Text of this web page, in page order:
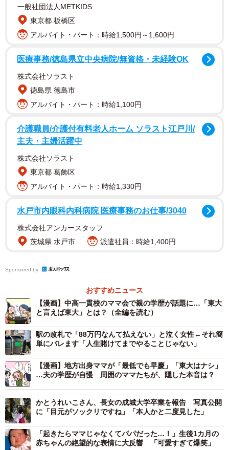
その日、会場ではあるママの存在が、静かに注目を集めて
いました。Oさんという保護者で、以前から子どもたちの間
で「東大出身らしい」という噂が流れていた人物です。
される存在だったそうです。さらに、Oさん自身もクラス役
員を務め、保護者の前で堂々と話す姿が印象的だったこと
から、周囲の保護者たちは「やっぱり違う」「頭が良さそ
肝心なところは濁す
お酒が進み、場が和み始めたころ、ある保護者が何気なく
切り込みました。
一般社団法人METKIDS
東京都 板橋区
アルバイト・パート：時給1,500円～1,600円
医療事務/徳島県立中央病院/無資格・未経験OK
株式会社ソラスト
徳島県 徳島市
アルバイト・パート：時給1,100円
介護職員/介護付有料老人ホーム ソラスト江戸川/
主夫・主婦活躍中
株式会社ソラスト
東京都 葛飾区
アルバイト・パート：時給1,330円
水戸市内眼科内科病院 医療事務のお仕事/3040
株式会社アンカースタッフ
茨城県 水戸市
派遣社員：時給1,400円
Sponsored by
おすすめニュース
【漫画】中高一貫校のママ会で親の学歴が話題に…「東大
と言えば東大」とは？（全編を読む）
駅の改札で「88万円なんて払えない」と泣く女性←それ簡
単にバレます「人生賭けてまでやることじゃない」
【漫画】地方出身ママが「最低でも早慶」「東大はナシ」
…夫の学歴が自慢 周囲のママたちが、隠した本音は？
かとうれいこさん、長女の成城大学卒業を報告 写真公開
に「目元がソックリですね」「本人かと二度見した」
「起きたらママじゃなくてパパだった…！」生後1カ月の
赤ちゃんの絶望的な表情に大反響 「可愛すぎて爆笑」